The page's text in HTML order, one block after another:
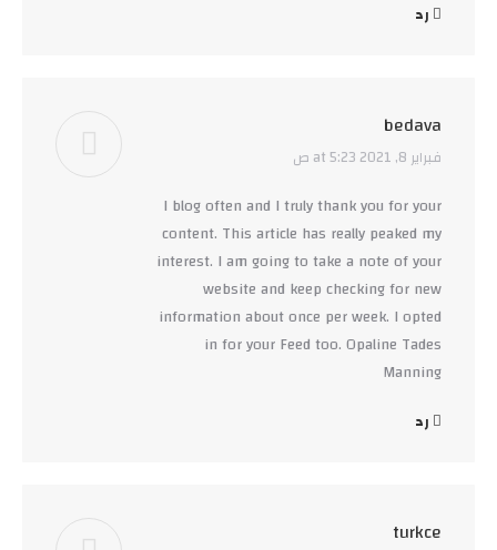
رد
bedava
says:
فبراير 8, 2021 at 5:23 ص
I blog often and I truly thank you for your
content. This article has really peaked my
interest. I am going to take a note of your
website and keep checking for new
information about once per week. I opted
in for your Feed too. Opaline Tades
Manning
رد
turkce